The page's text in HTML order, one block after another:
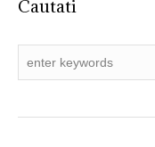
Cautati